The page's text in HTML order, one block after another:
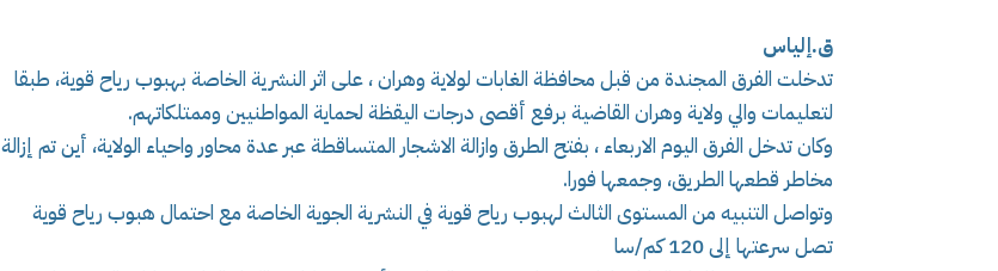
ق.إلياس
تدخلت الفرق المجندة من قبل محافظة الغابات لولاية وهران ، على اثر النشرية الخاصة بهبوب رياح قوية، طبقا
لتعليمات والي ولاية وهران القاضية برفع أقصى درجات اليقظة لحماية المواطنيين وممتلكاتهم.
وكان تدخل الفرق اليوم الاربعاء ، بفتح الطرق وازالة الاشجار المتساقطة عبر عدة محاور واحياء الولاية، أين تم إزالة
مخاطر قطعها الطريق، وجمعها فورا.
وتواصل التنبيه من المستوى الثالث لهبوب رياح قوية في النشرية الجوية الخاصة مع احتمال هبوب رياح قوية
تصل سرعتها إلى 120 كم/سا